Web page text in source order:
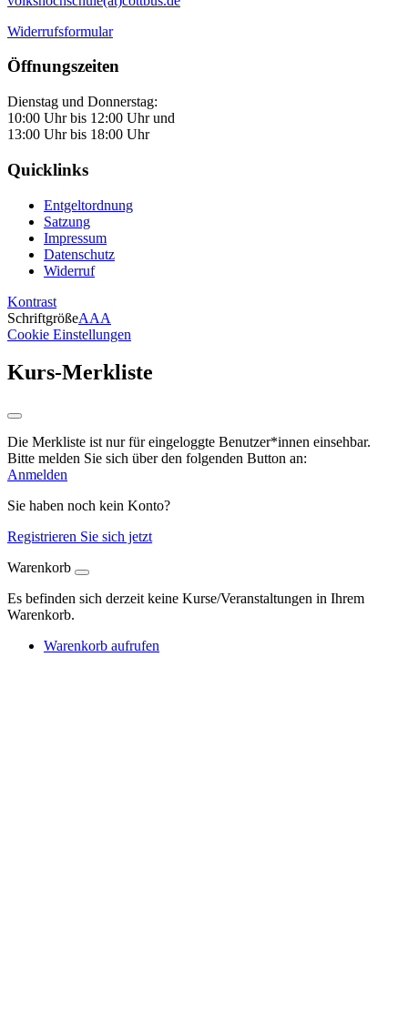
Widerrufsformular
Öffnungszeiten
Dienstag und Donnerstag:
10:00 Uhr bis 12:00 Uhr und
13:00 Uhr bis 18:00 Uhr
Quicklinks
Entgeltordnung
Satzung
Impressum
Datenschutz
Widerruf
Kontrast
SchriftgrößeAAA
Cookie Einstellungen
Kurs-Merkliste
Die Merkliste ist nur für eingeloggte Benutzer*innen einsehbar.
Bitte melden Sie sich über den folgenden Button an:
Anmelden
Sie haben noch kein Konto?
Registrieren Sie sich jetzt
Warenkorb
Es befinden sich derzeit keine Kurse/Veranstaltungen in Ihrem
Warenkorb.
Warenkorb aufrufen